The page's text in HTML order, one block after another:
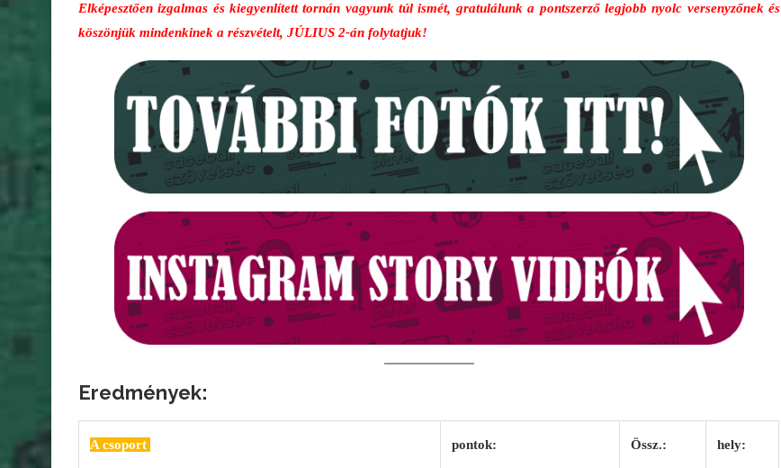
Elképesztően izgalmas és kiegyenlített tornán vagyunk túl ismét, gratulálunk a pontszerző legjobb nyolc versenyzőnek és
köszönjük mindenkinek a részvételt, JÚLIUS 2-án folytatjuk!
Eredmények:
A csoport pontok: Össz.: hely: